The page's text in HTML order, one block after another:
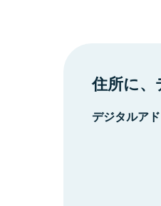
住所に、
デジタルア